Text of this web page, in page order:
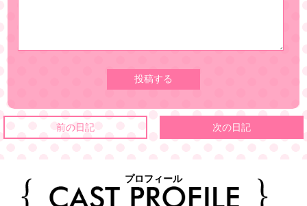
前の日記 次の日記
プロフィール